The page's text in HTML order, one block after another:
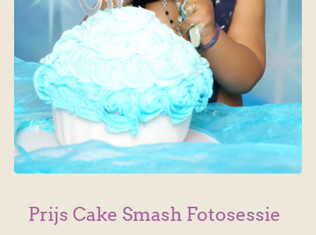
Prijs Cake Smash Fotosessie